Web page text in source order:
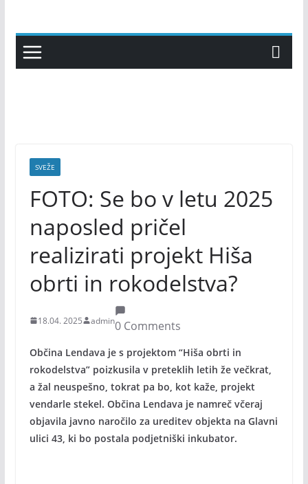
content
SVEŽE
FOTO: Se bo v letu 2025
naposled pričel
realizirati projekt Hiša
obrti in rokodelstva?
18.04. 2025 admin0 Comments
Občina Lendava je s projektom “Hiša obrti in
rokodelstva” poizkusila v preteklih letih že večkrat,
a žal neuspešno, tokrat pa bo, kot kaže, projekt
vendarle stekel. Občina Lendava je namreč včeraj
objavila javno naročilo za ureditev objekta na Glavni
ulici 43, ki bo postala podjetniški inkubator.